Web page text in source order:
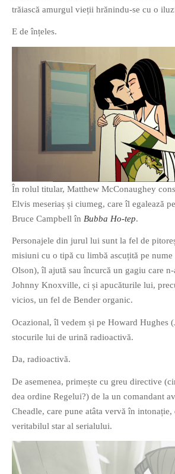
trăiască amurgul vieții hrănindu-se cu o
E de înțeles.
În rolul titular, Matthew McConaughey
Elvis meseriaș și ciumeg, care îl egalează
Bruce Campbell în Bubba Ho-tep.
Personajele din jurul lui sunt la fel de
misiuni cu o tipă cu limbă ascuțită pe
Olson), îl ajută sau încurcă un gagiu care
Johnny Knoxville, ci și apucăturile lui,
vicios, un fel de Bender organic.
Ocazional, îl vedem și pe Howard Hughes
stocurile lui de urină radioactivă.
Da, radioactivă.
De asemenea, primește cu greu directive
dea ordine Regelui?) de la un comandant
Cheadle, care pune atâta vervă în intonație,
veritabilul star al serialului.